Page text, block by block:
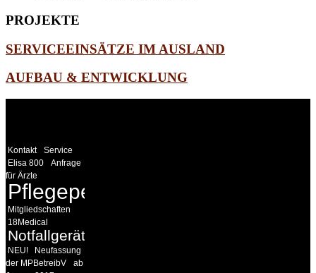
PROJEKTE
SERVICEEINSÄTZE IM AUSLAND
AUFBAU & ENTWICKLUNG
Kontakt
Service
Elisa 800
Anfrage
für Ärzte
Pflegepersonal
Mitgliedschaften
18Medical
Notfallgeräte
NEU!
Neufassung
der MPBetreibV
ab